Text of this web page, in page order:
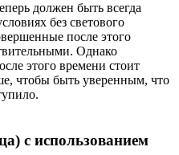
должен быть всегда
без светового
после этого
Однако
этого времени стоит
чтобы быть уверенным, что
с использованием